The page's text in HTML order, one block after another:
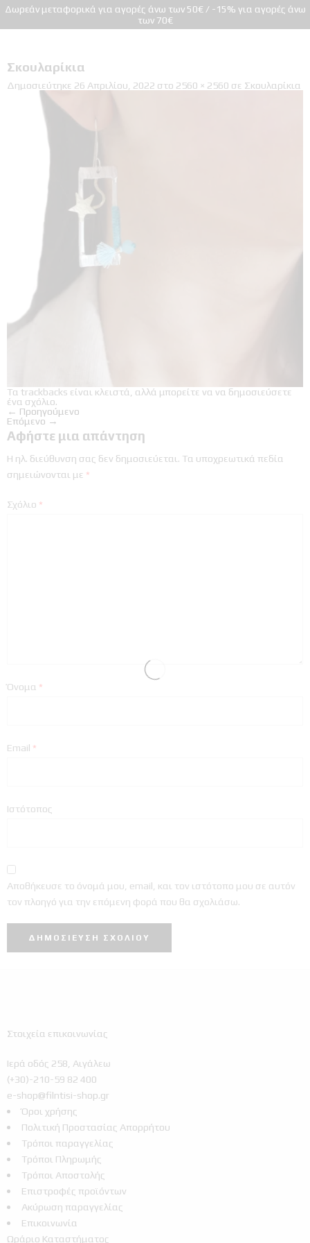
Δωρεάν μεταφορικά για αγορές άνω των 50€ / -15% για αγορές άνω
των 70€
Σκουλαρίκια
Δημοσιεύτηκε 26 Απριλίου, 2022 στο 2560 × 2560 σε Σκουλαρίκια
Τα trackbacks είναι κλειστά, αλλά μπορείτε να να δημοσιεύσετε
ένα σχόλιο.
← Προηγούμενο
Επόμενο →
Αφήστε μια απάντηση
Η ηλ. διεύθυνση σας δεν δημοσιεύεται. Τα υποχρεωτικά πεδία
σημειώνονται με *
Σχόλιο *
Όνομα *
Email *
Ιστότοπος
Αποθήκευσε το όνομά μου, email, και τον ιστότοπο μου σε αυτόν
τον πλοηγό για την επόμενη φορά που θα σχολιάσω.
Στοιχεία επικοινωνίας
Ιερά οδός 258, Αιγάλεω
(+30)-210-59 82 400
e-shop@filntisi-shop.gr
Όροι χρήσης
Πολιτική Προστασίας Απορρήτου
Τρόποι παραγγελίας
Τρόποι Πληρωμής
Τρόποι Αποστολής
Επιστροφές προϊόντων
Ακύρωση παραγγελίας
Επικοινωνία
Ωράριο Καταστήματος